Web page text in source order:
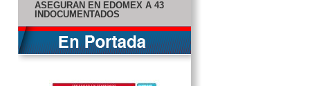
ASEGURAN EN EDOMEX A 43
INDOCUMENTADOS
OFICIAL: FALCAO ES JUGADOR
DEL MÓNACO
MADRID A SU PRESIDENTE